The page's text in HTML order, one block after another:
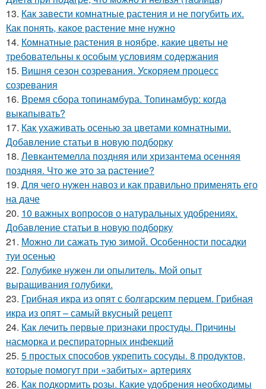
13. Как завести комнатные растения и не погубить их.
Как понять, какое растение мне нужно
14. Комнатные растения в ноябре, какие цветы не
требовательны к особым условиям содержания
15. Вишня сезон созревания. Ускоряем процесс
созревания
16. Время сбора топинамбура. Топинамбур: когда
выкапывать?
17. Как ухаживать осенью за цветами комнатными.
Добавление статьи в новую подборку
18. Левкантемелла поздняя или хризантема осенняя
поздняя. Что же это за растение?
19. Для чего нужен навоз и как правильно применять его
на даче
20. 10 важных вопросов о натуральных удобрениях.
Добавление статьи в новую подборку
21. Можно ли сажать тую зимой. Особенности посадки
туи осенью
22. Голубике нужен ли опылитель. Мой опыт
выращивания голубики.
23. Грибная икра из опят с болгарским перцем. Грибная
икра из опят – самый вкусный рецепт
24. Как лечить первые признаки простуды. Причины
насморка и респираторных инфекций
25. 5 простых способов укрепить сосуды. 8 продуктов,
которые помогут при «забитых» артериях
26. Как подкормить розы. Какие удобрения необходимы